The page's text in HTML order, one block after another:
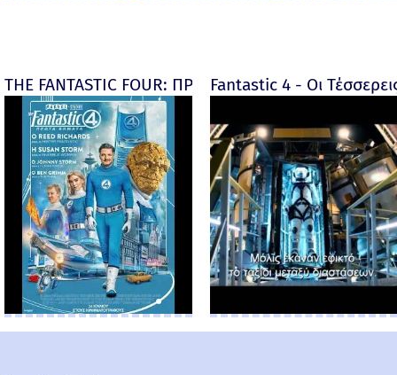
THE FANTASTIC FOUR: ΠΡΩΤΑ ΒΗΜΑΤΑ - final
Fantastic 4 - Οι